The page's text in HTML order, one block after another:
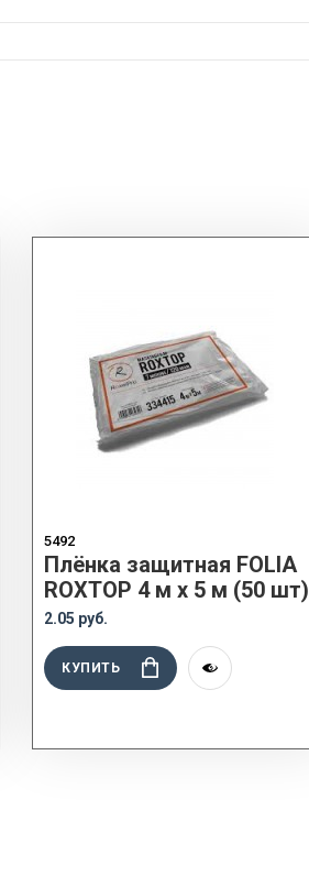
5492
Плёнка защитная FOLIA
ROXTOP 4 м x 5 м (50 шт)
2.05 руб.
КУПИТЬ